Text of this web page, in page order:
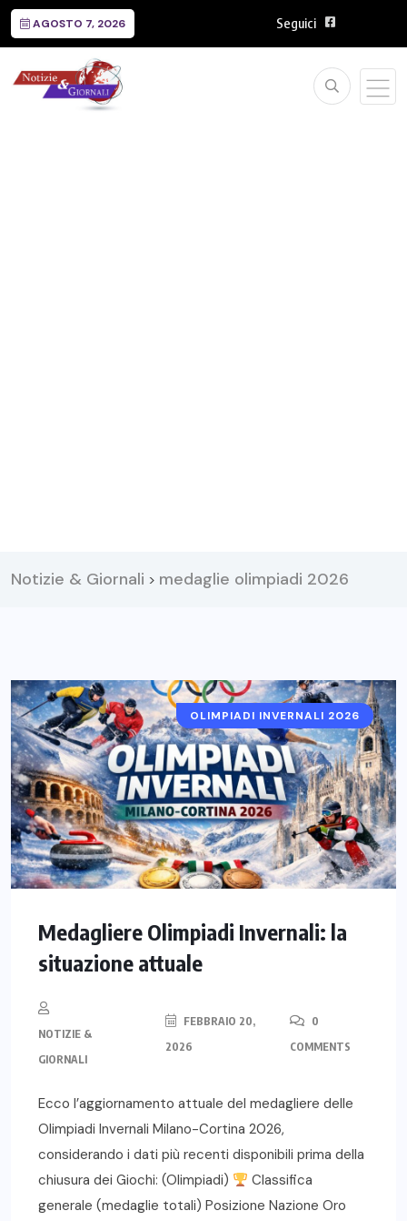
AGOSTO 7, 2026 Seguici
Notizie & Giornali > medaglie olimpiadi 2026
OLIMPIADI INVERNALI 2026
Medagliere Olimpiadi Invernali: la
situazione attuale
NOTIZIE &
GIORNALI
FEBBRAIO 20,
2026
0
COMMENTS
Ecco l’aggiornamento attuale del medagliere delle
Olimpiadi Invernali Milano-Cortina 2026,
considerando i dati più recenti disponibili prima della
chiusura dei Giochi: (Olimpiadi)
Classifica
generale (medaglie totali) Posizione Nazione Oro